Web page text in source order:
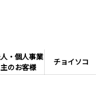
・個人事業
主のお客様
チョイソコ